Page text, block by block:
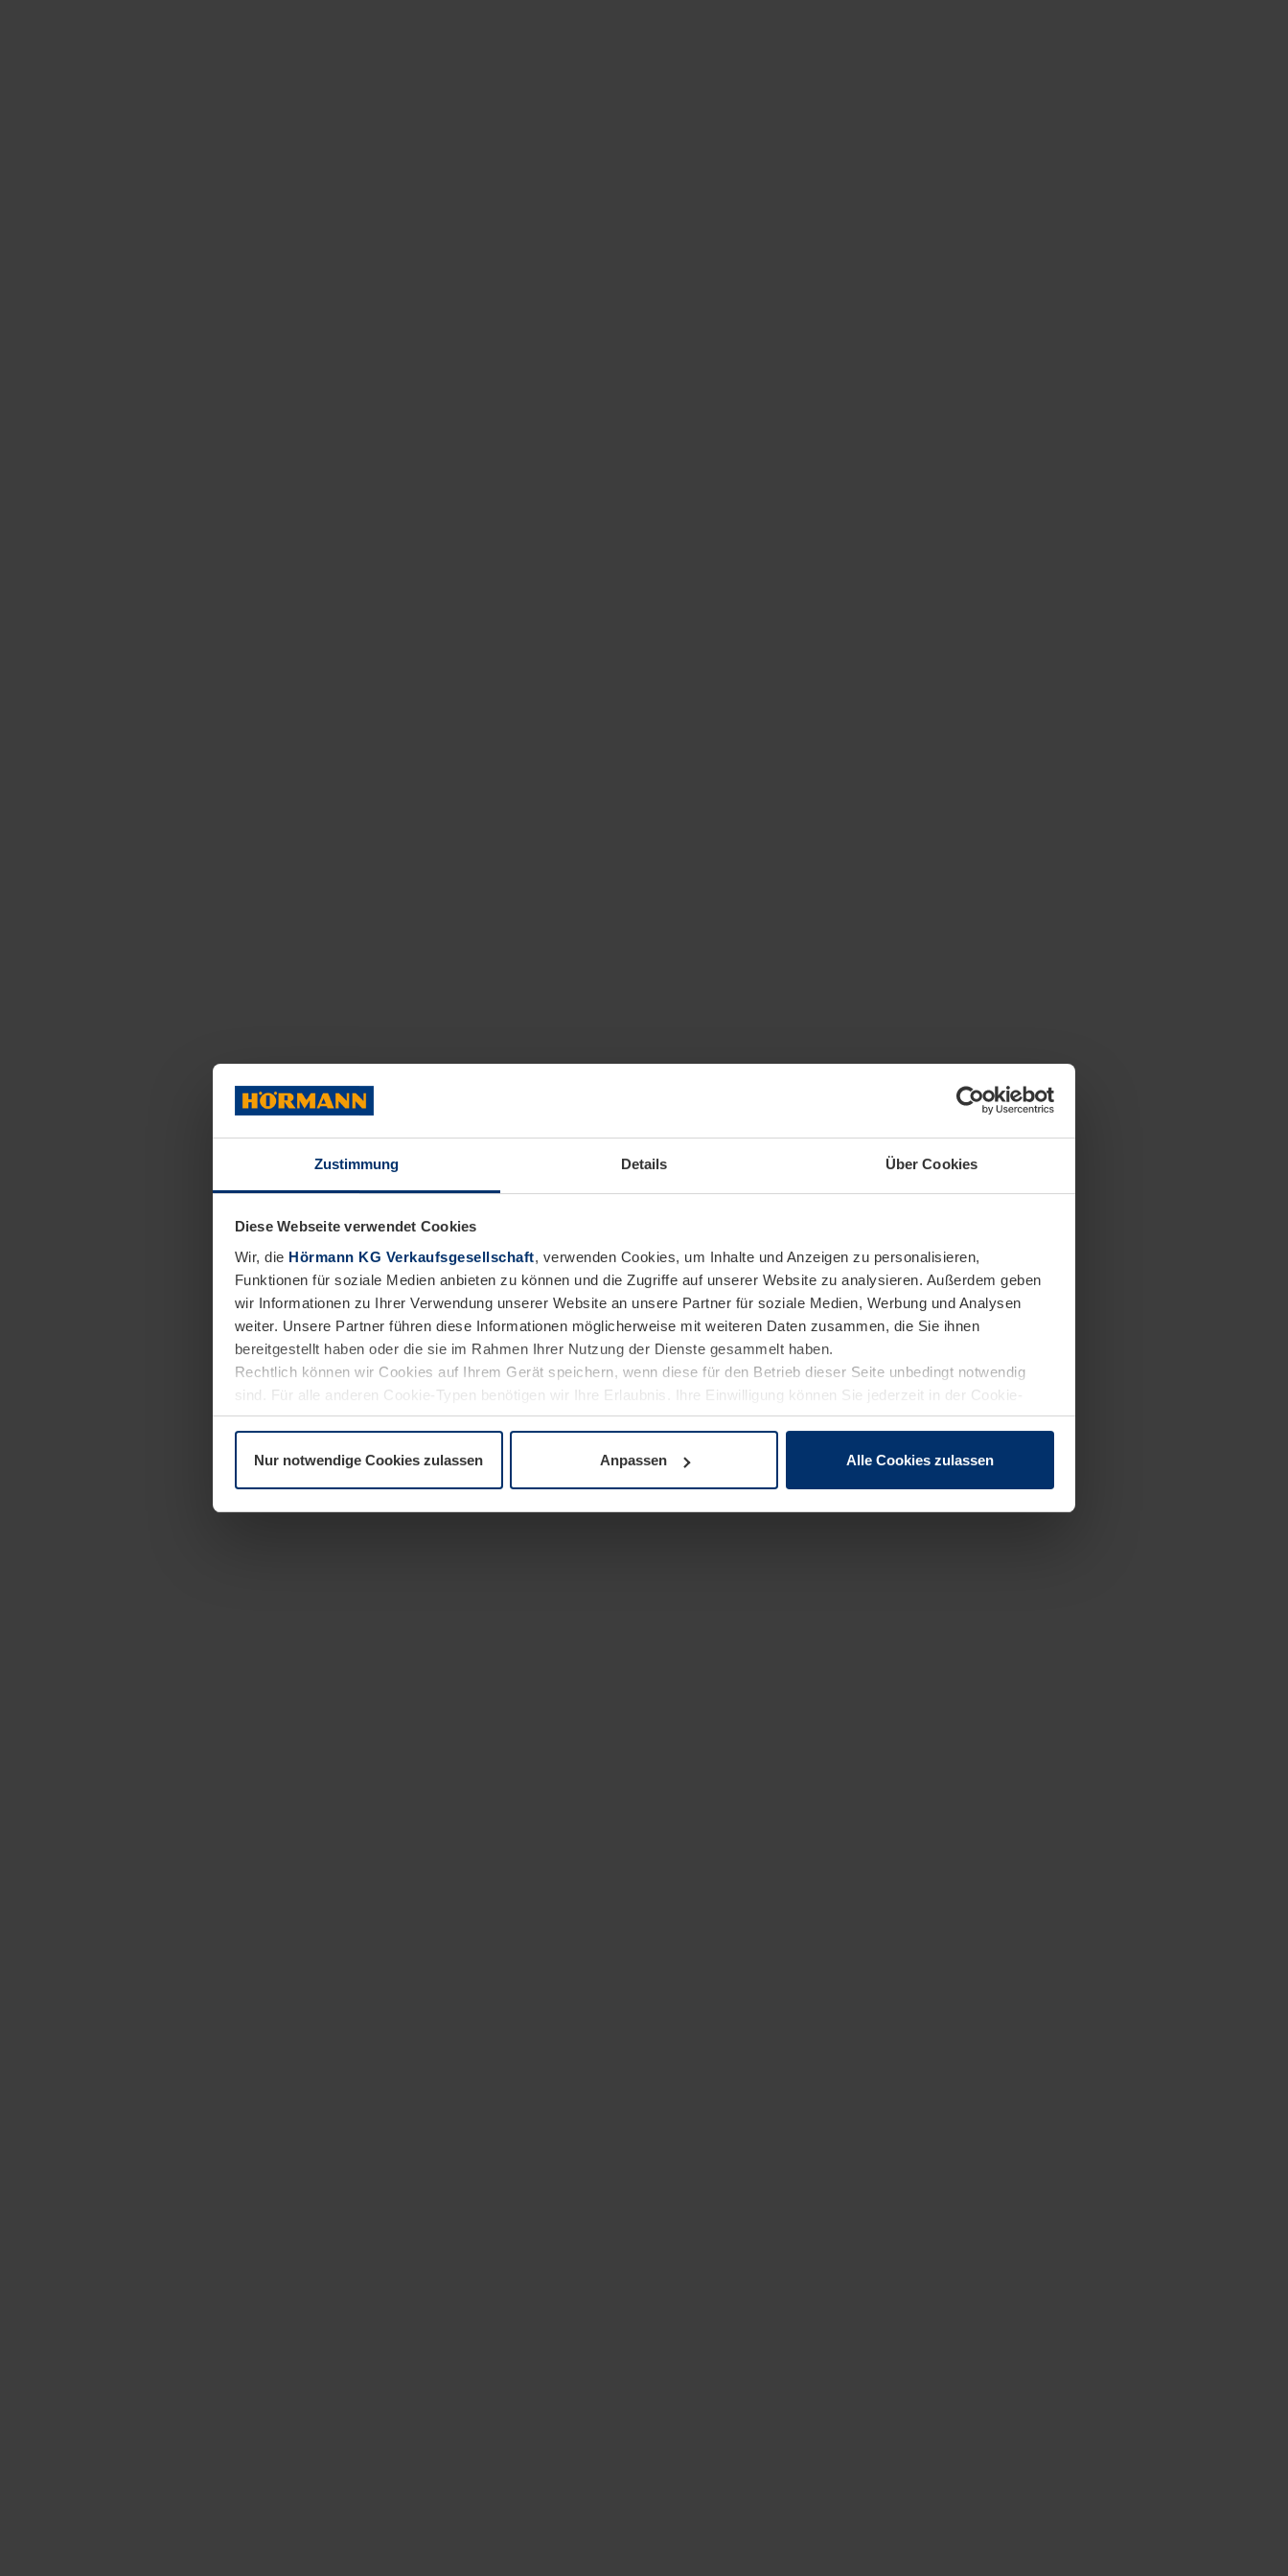
Zustimmung Details Über Cookies
Diese Webseite verwendet Cookies
Wir, die Hörmann KG Verkaufsgesellschaft, verwenden Cookies, um Inhalte und Anzeigen zu personalisieren,
Funktionen für soziale Medien anbieten zu können und die Zugriffe auf unserer Website zu analysieren. Außerdem geben
wir Informationen zu Ihrer Verwendung unserer Website an unsere Partner für soziale Medien, Werbung und Analysen
weiter. Unsere Partner führen diese Informationen möglicherweise mit weiteren Daten zusammen, die Sie ihnen
bereitgestellt haben oder die sie im Rahmen Ihrer Nutzung der Dienste gesammelt haben.
Rechtlich können wir Cookies auf Ihrem Gerät speichern, wenn diese für den Betrieb dieser Seite unbedingt notwendig
sind. Für alle anderen Cookie-Typen benötigen wir Ihre Erlaubnis. Ihre Einwilligung können Sie jederzeit in der Cookie-
Erläuterung auf der SeiteDatenschutzerklärungunserer Website ändern oder widerrufen.
Nur notwendige Cookies zulassen Anpassen Alle Cookies zulassen